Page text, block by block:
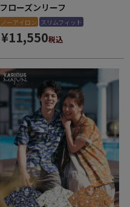
フローズンリーフ
ノーアイロン スリムフィット
¥11,550税込